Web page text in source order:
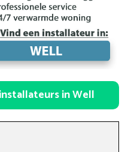
in Well